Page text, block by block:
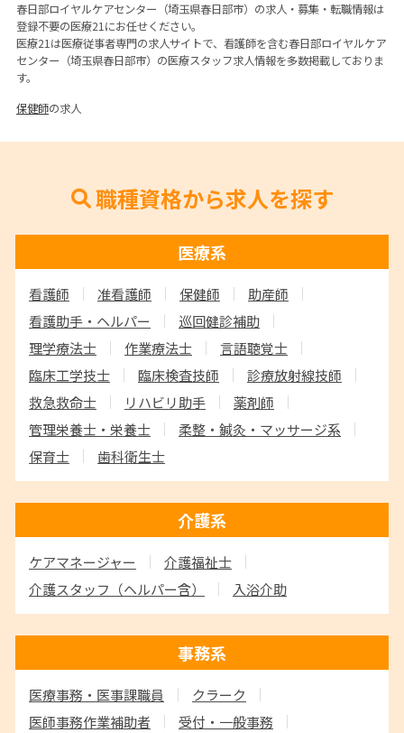
春日部ロイヤルケアセンター（埼玉県春日部市）の求人・募集・転職情報は
登録不要の医療21にお任せください。
医療21は医療従事者専門の求人サイトで、看護師を含む春日部ロイヤルケア
センター（埼玉県春日部市）の医療スタッフ求人情報を多数掲載しておりま
す。
保健師の求人
職種資格から求人を探す
医療系
看護師 准看護師 保健師
助産師
看護助手・ヘルパー
巡回健診補助
理学療法士
作業療法士
言語聴覚士
臨床工学技士
臨床検査技師
診療放射線技師
救急救命士
リハビリ助手
薬剤師
管理栄養士・栄養士
柔整・鍼灸・マッサージ系
保育士
歯科衛生士
介護系
ケアマネージャー
介護福祉士
介護スタッフ （ヘルパー含） 入浴介助
事務系
医療事務・医事課職員
クラーク
医師事務作業補助者
受付・一般事務